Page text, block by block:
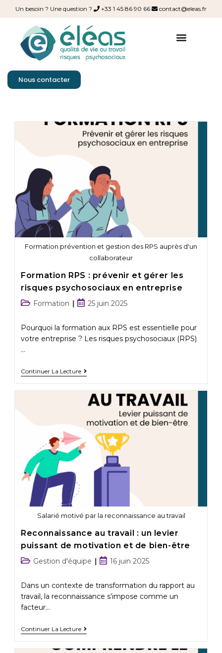
Un besoin ? Une question ? +33 1 45 86 90 66 contact@eleas.fr
Nous contacter
Formation prévention et gestion des RPS auprès d'un
collaborateur
Formation RPS : prévenir et gérer les
risques psychosociaux en entreprise
Formation 25 juin 2025
Pourquoi la formation aux RPS est essentielle pour
votre entreprise ? Les risques psychosociaux (RPS)
…
Continuer La Lecture
Salarié motivé par la reconnaissance au travail
Reconnaissance au travail : un levier
puissant de motivation et de bien-être
Gestion d'équipe 16 juin 2025
Dans un contexte de transformation du rapport au
travail, la reconnaissance s’impose comme un
facteur…
Continuer La Lecture